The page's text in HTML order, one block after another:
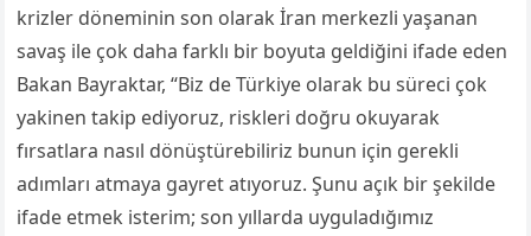
krizler döneminin son olarak İran merkezli yaşanan
savaş ile çok daha farklı bir boyuta geldiğini ifade eden
Bakan Bayraktar, “Biz de Türkiye olarak bu süreci çok
yakinen takip ediyoruz, riskleri doğru okuyarak
fırsatlara nasıl dönüştürebiliriz bunun için gerekli
adımları atmaya gayret atıyoruz. Şunu açık bir şekilde
ifade etmek isterim; son yıllarda uyguladığımız